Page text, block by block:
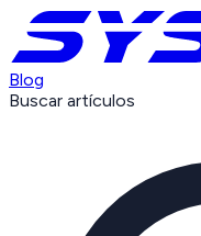
Blog
Buscar artículos